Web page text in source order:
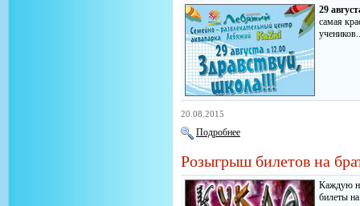
29
самая
20.08.2015
Подробнее
Розыгрыш билетов на
Каждую
билеты